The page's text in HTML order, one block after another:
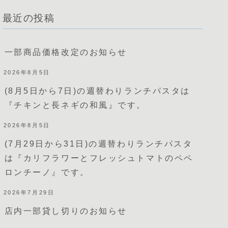
最近の投稿
一部商品価格改定のお知らせ
2026年8月5日
(8月5日から7日)の週替わりランチパスタは
『チキンと長ネギの和風』です。
2026年8月5日
(7月29日から31日)の週替わりランチパスタ
は『カリフラワーとフレッシュトマトのペペ
ロンチーノ』です。
2026年7月29日
店内一部貸し切りのお知らせ